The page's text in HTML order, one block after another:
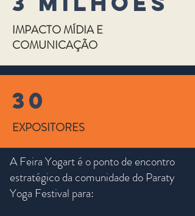
IMPACTO MÍDIA E
COMUNICAÇÃO
30
EXPOSITORES
A Feira Yogart é o ponto de encontro
estratégico da comunidade do Paraty
Yoga Festival para:​